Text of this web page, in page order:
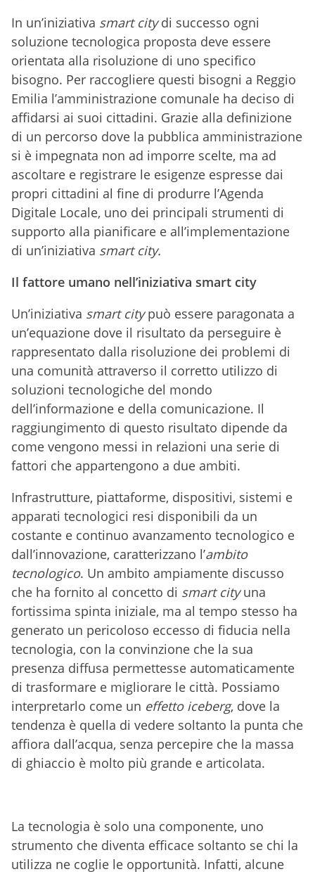
In un’iniziativa smart citydi successo ogni
soluzione tecnologica proposta deve essere
orientata alla risoluzione di uno specifico
bisogno. Per raccogliere questi bisogni a Reggio
Emilia l’amministrazione comunale ha deciso di
affidarsi ai suoi cittadini. Grazie alla definizione
di un percorso dove la pubblica amministrazione
si è impegnata non ad imporre scelte, ma ad
ascoltare e registrare le esigenze espresse dai
propri cittadini al fine di produrre l’Agenda
Digitale Locale, uno dei principali strumenti di
supporto alla pianificare e all’implementazione
di un’iniziativa smart city.
Il fattore umano nell’iniziativa smart city
Un’iniziativa smart citypuò essere paragonata a
un’equazione dove il risultato da perseguire è
rappresentato dalla risoluzione dei problemi di
una comunità attraverso il corretto utilizzo di
soluzioni tecnologiche del mondo
dell’informazione e della comunicazione. Il
raggiungimento di questo risultato dipende da
come vengono messi in relazioni una serie di
fattori che appartengono a due ambiti.
Infrastrutture, piattaforme, dispositivi, sistemi e
apparati tecnologici resi disponibili da un
costante e continuo avanzamento tecnologico e
dall’innovazione, caratterizzano l’ambito
tecnologico. Un ambito ampiamente discusso
che ha fornito al concetto di smart cityuna
fortissima spinta iniziale, ma al tempo stesso ha
generato un pericoloso eccesso di fiducia nella
tecnologia, con la convinzione che la sua
presenza diffusa permettesse automaticamente
di trasformare e migliorare le città. Possiamo
interpretarlo come un effetto iceberg, dove la
tendenza è quella di vedere soltanto la punta che
affiora dall’acqua, senza percepire che la massa
di ghiaccio è molto più grande e articolata.
La tecnologia è solo una componente, uno
strumento che diventa efficace soltanto se chi la
utilizza ne coglie le opportunità. Infatti, alcune